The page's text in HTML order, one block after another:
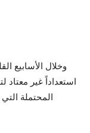
وخلال الأسابيع
استعداداً غير
المحتملة